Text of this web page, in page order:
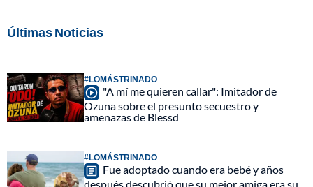
Últimas Noticias
#LOMÁSTRINADO
"A mí me quieren callar": Imitador de
Ozuna sobre el presunto secuestro y
amenazas de Blessd
#LOMÁSTRINADO
Fue adoptado cuando era bebé y años
después descubrió que su mejor amiga era su